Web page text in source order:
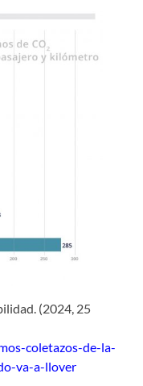
(2024, 25
coletazos-de-la-
va-a-llover